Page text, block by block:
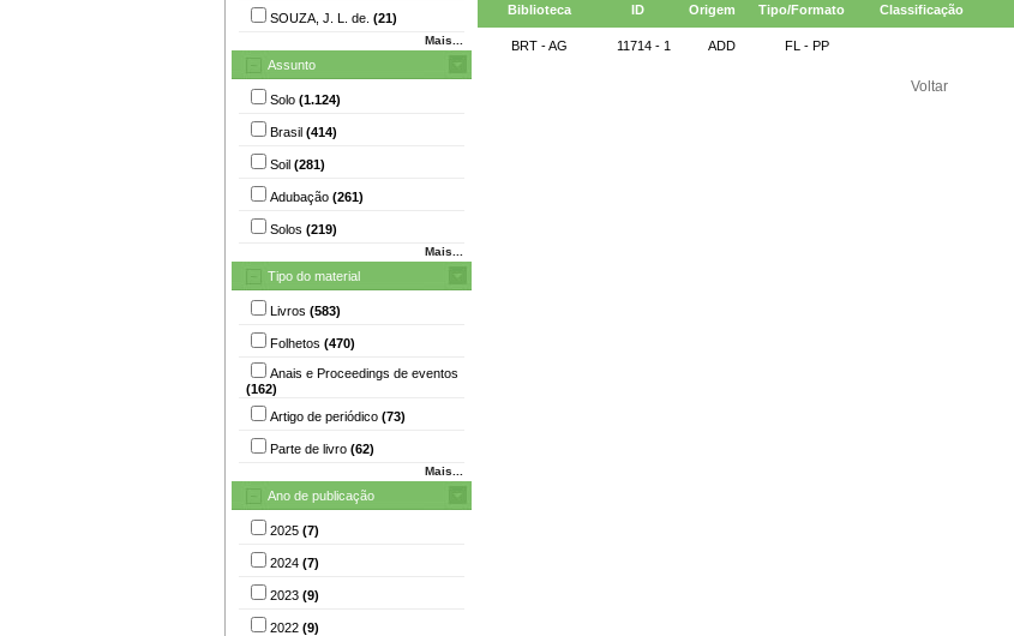
SOUZA, J. L. de. (21)
Mais...
Assunto
Solo (1.124)
Brasil (414)
Soil (281)
Adubação (261)
Solos (219)
Mais...
Tipo do material
Livros (583)
Folhetos (470)
Anais e Proceedings de eventos
(162)
Artigo de periódico (73)
Parte de livro (62)
Mais...
Ano de publicação
2025 (7)
2024 (7)
2023 (9)
2022 (9)
Biblioteca ID Origem Tipo/Formato Classificação
BRT - AG 11714 - 1 ADD FL - PP
Voltar